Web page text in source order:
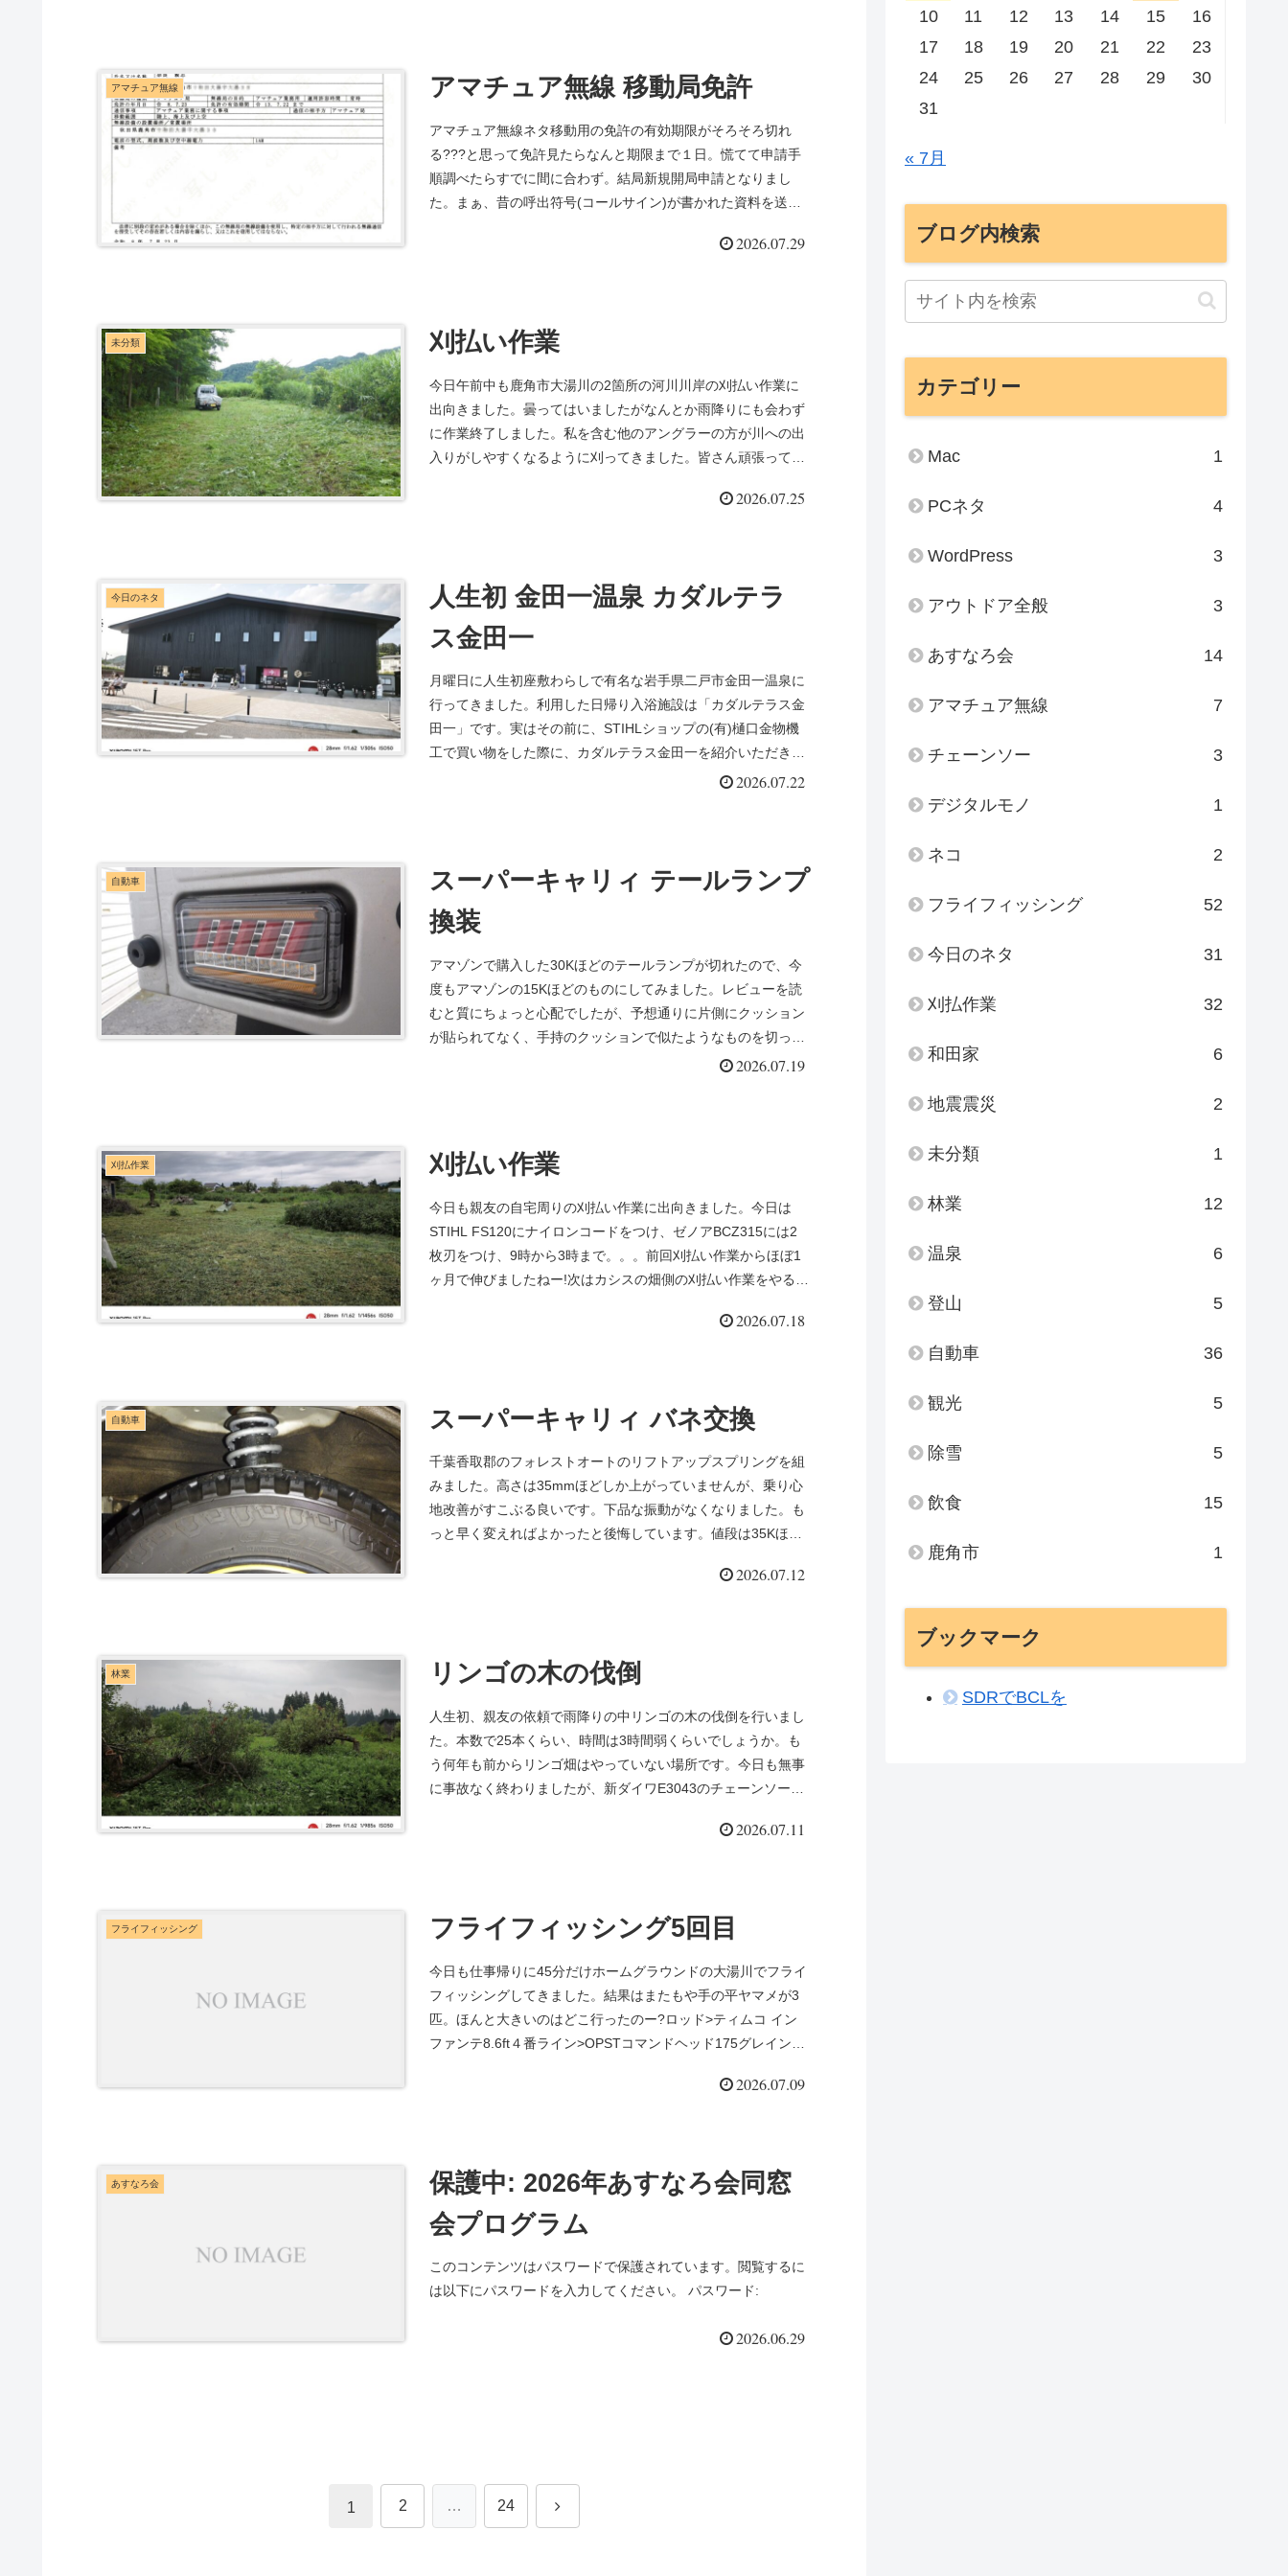
アマチュア無線 アマチュア無線 移動局免許
アマチュア無線ネタ移動用の免許の有効期限がそろそろ切れ
る???と思って免許見たらなんと期限まで１日。慌てて申請手
順調べたらすでに間に合わず。結局新規開局申請となりまし
た。まぁ、昔の呼出符号(コールサイン)が書かれた資料を送れ
2026.07.29
未分類 刈払い作業
今日午前中も鹿角市大湯川の2箇所の河川川岸の刈払い作業に
出向きました。曇ってはいましたがなんとか雨降りにも会わず
に作業終了しました。私を含む他のアングラーの方が川への出
入りがしやすくなるように刈ってきました。皆さん頑張って大
2026.07.25
今日のネタ
人生初 金田一温泉 カダルテラ
ス金田一
月曜日に人生初座敷わらしで有名な岩手県二戸市金田一温泉に
行ってきました。利用した日帰り入浴施設は「カダルテラス金
田一」です。実はその前に、STIHLショップの(有)樋口金物機
工で買い物をした際に、カダルテラス金田一を紹介いただき出
2026.07.22
自動車
スーパーキャリィ テールランプ
換装
アマゾンで購入した30Kほどのテールランプが切れたので、今
度もアマゾンの15Kほどのものにしてみました。レビューを読
むと質にちょっと心配でしたが、予想通りに片側にクッション
が貼られてなく、手持のクッションで似たようなものを切って
2026.07.19
刈払作業 刈払い作業
今日も親友の自宅周りの刈払い作業に出向きました。今日は
STIHL FS120にナイロンコードをつけ、ゼノアBCZ315には2
枚刃をつけ、9時から3時まで。。。前回刈払い作業からほぼ1
ヶ月で伸びましたねー!次はカシスの畑側の刈払い作業をやる
2026.07.18
自動車 スーパーキャリィ バネ交換
千葉香取郡のフォレストオートのリフトアップスプリングを組
みました。高さは35mmほどしか上がっていませんが、乗り心
地改善がすこぶる良いです。下品な振動がなくなりました。も
っと早く変えればよかったと後悔しています。値段は35Kほど
2026.07.12
林業 リンゴの木の伐倒
人生初、親友の依頼で雨降りの中リンゴの木の伐倒を行いまし
た。本数で25本くらい、時間は3時間弱くらいでしょうか。も
う何年も前からリンゴ畑はやっていない場所です。今日も無事
に事故なく終わりましたが、新ダイワE3043のチェーンソーが
2026.07.11
フライフィッシング フライフィッシング5回目
今日も仕事帰りに45分だけホームグラウンドの大湯川でフライ
フィッシングしてきました。結果はまたもや手の平ヤマメが3
匹。ほんと大きいのはどこ行ったのー?ロッド>ティムコ イン
ファンテ8.6ft４番ライン>OPSTコマンドヘッド175グレイン
2026.07.09
あすなろ会
保護中: 2026年あすなろ会同窓
会プログラム
このコンテンツはパスワードで保護されています。閲覧するに
は以下にパスワードを入力してください。 パスワード:
2026.06.29
1 2 … 24 次
10 11 12 13 14 15
16
17
18 19 20 21 22
23
24
25 26 27 28 29
30
31
« 7月
ブログ内検索
カテゴリー
Mac 1
PCネタ 4
WordPress 3
アウトドア全般 3
あすなろ会 14
アマチュア無線 7
チェーンソー 3
デジタルモノ 1
ネコ 2
フライフィッシング 52
今日のネタ 31
刈払作業 32
和田家 6
地震震災 2
未分類 1
林業 12
温泉 6
登山 5
自動車 36
観光 5
除雪 5
飲食 15
鹿角市 1
ブックマーク
SDRでBCLを